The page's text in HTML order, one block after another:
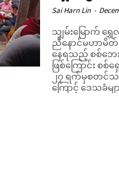
Sai Harn Lin -
သျှမ်းမြောက် ရွှ
ညီနောင်မဟာမိတ်
နေရသည့် စစ်ဘေး
ဖြစ်ကြောင်း စစ်ရှ
၂၇ ရက်မှစတင်သ
ကြောင့် ဒေသခံမ